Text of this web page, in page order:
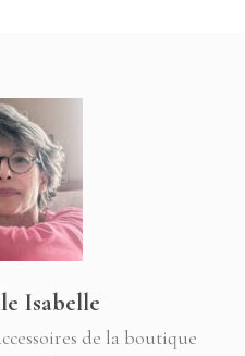
Isabelle
de la boutique